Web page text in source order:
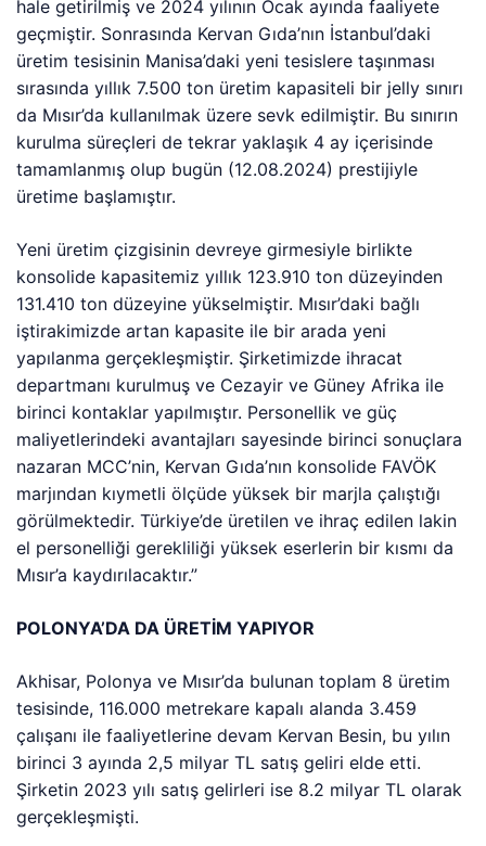
hale getirilmiş ve 2024 yılının Ocak ayında faaliyete
geçmiştir. Sonrasında Kervan Gıda’nın İstanbul’daki
üretim tesisinin Manisa’daki yeni tesislere taşınması
sırasında yıllık 7.500 ton üretim kapasiteli bir jelly sınırı
da Mısır’da kullanılmak üzere sevk edilmiştir. Bu sınırın
kurulma süreçleri de tekrar yaklaşık 4 ay içerisinde
tamamlanmış olup bugün (12.08.2024) prestijiyle
üretime başlamıştır.
Yeni üretim çizgisinin devreye girmesiyle birlikte
konsolide kapasitemiz yıllık 123.910 ton düzeyinden
131.410 ton düzeyine yükselmiştir. Mısır’daki bağlı
iştirakimizde artan kapasite ile bir arada yeni
yapılanma gerçekleşmiştir. Şirketimizde ihracat
departmanı kurulmuş ve Cezayir ve Güney Afrika ile
birinci kontaklar yapılmıştır. Personellik ve güç
maliyetlerindeki avantajları sayesinde birinci sonuçlara
nazaran MCC’nin, Kervan Gıda’nın konsolide FAVÖK
marjından kıymetli ölçüde yüksek bir marjla çalıştığı
görülmektedir. Türkiye’de üretilen ve ihraç edilen lakin
el personelliği gerekliliği yüksek eserlerin bir kısmı da
Mısır’a kaydırılacaktır.”
POLONYA’DA DA ÜRETİM YAPIYOR
Akhisar, Polonya ve Mısır’da bulunan toplam 8 üretim
tesisinde, 116.000 metrekare kapalı alanda 3.459
çalışanı ile faaliyetlerine devam Kervan Besin, bu yılın
birinci 3 ayında 2,5 milyar TL satış geliri elde etti.
Şirketin 2023 yılı satış gelirleri ise 8.2 milyar TL olarak
gerçekleşmişti.